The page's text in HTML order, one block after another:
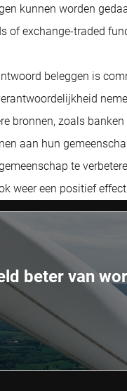
kunnen worden
of exchange-traded
beleggen is
bronnen, zoals
aan hun
te
weer een positief
beter van